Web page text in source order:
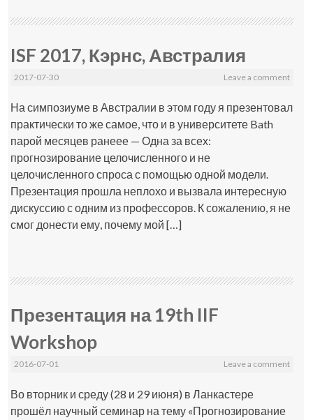
ISF 2017, Кэрнс, Австралия
2017-07-30 Leave a comment
На симпозиуме в Австралии в этом году я презентовал
практически то же самое, что и в университете Bath
парой месяцев ранеее — Одна за всех:
прогнозирование целочисленного и не
целочисленного спроса с помощью одной модели.
Презентация прошла неплохо и вызвала интересную
дискуссию с одним из профессоров. К сожалению, я не
смог донести ему, почему мой […]
Презентация на 19th IIF
Workshop
2016-07-01 Leave a comment
Во вторник и среду (28 и 29 июня) в Ланкастере
прошёл научный семинар на тему «Прогнозирование